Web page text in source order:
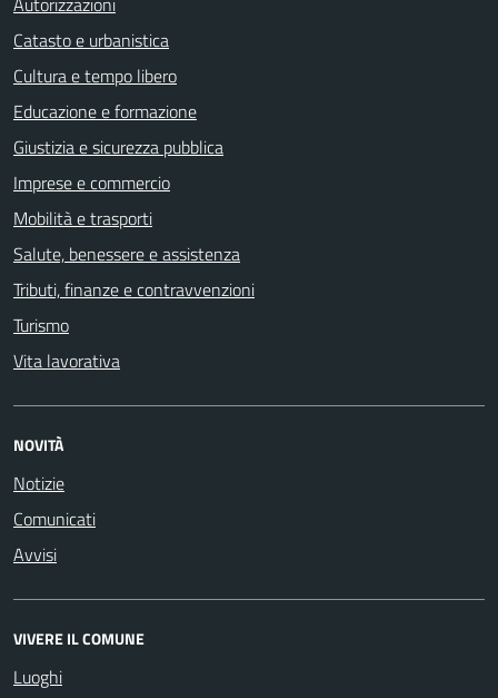
Catasto e urbanistica
Cultura e tempo libero
Educazione e formazione
Giustizia e sicurezza pubblica
Imprese e commercio
Mobilità e trasporti
Salute, benessere e assistenza
Tributi, finanze e contravvenzioni
Turismo
Vita lavorativa
NOVITÀ
Notizie
Comunicati
Avvisi
VIVERE IL COMUNE
Luoghi